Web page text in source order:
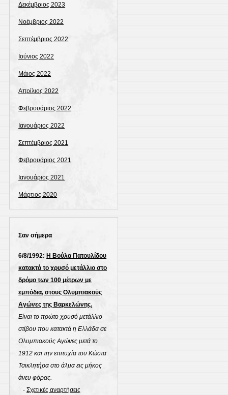
Δεκέμβριος 2023
Νοέμβριος 2022
Σεπτέμβριος 2022
Ιούνιος 2022
Μάιος 2022
Απρίλιος 2022
Φεβρουάριος 2022
Ιανουάριος 2022
Σεπτέμβριος 2021
Φεβρουάριος 2021
Ιανουάριος 2021
Μάρτιος 2020
Σαν σήμερα
6/8/1992:Η Βούλα Πατουλίδου
κατακτά το χρυσό μετάλλιο στο
δρόμο των 100 μέτρων με
εμπόδια, στους Ολυμπιακούς
Αγώνες της Βαρκελώνης.
Είναι το πρώτο χρυσό μετάλλιο
στίβου που κατακτά η Ελλάδα σε
Ολυμπιακούς Αγώνες μετά το
1912 και την επιτυχία του Κώστα
Τσικλητήρα στο άλμα εις μήκος
άνευ φόρας.
-Σχετικές αναρτήσεις